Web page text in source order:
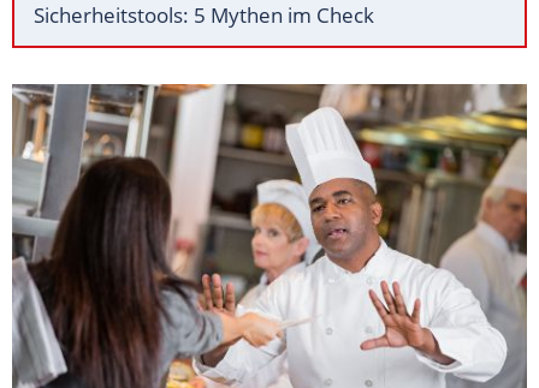
Sicherheitstools: 5 Mythen im Check